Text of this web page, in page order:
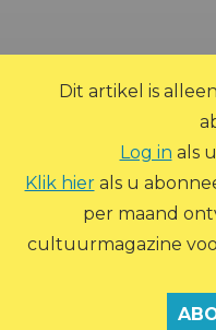
Dit artikel is
Log in als
Klik hierals u
per maand
cultuurmagazine
© 2026 Zout Magazine.
PRIVACY